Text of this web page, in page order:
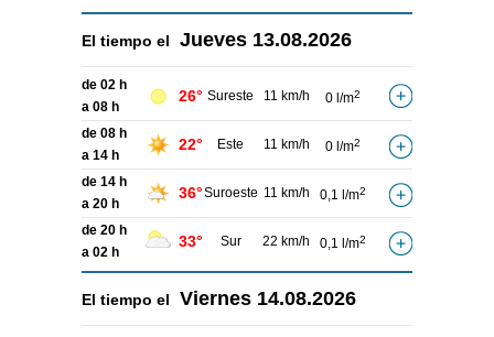
El tiempo el Jueves 13.08.2026
de 02 h
a 08 h
26° Sureste 11 km/h 0 l/m2
de 08 h
a 14 h
22° Este 11 km/h 0 l/m2
de 14 h
a 20 h
36°Suroeste 11 km/h 0,1 l/m2
de 20 h
a 02 h
33° Sur 22 km/h 0,1 l/m2
El tiempo el Viernes 14.08.2026